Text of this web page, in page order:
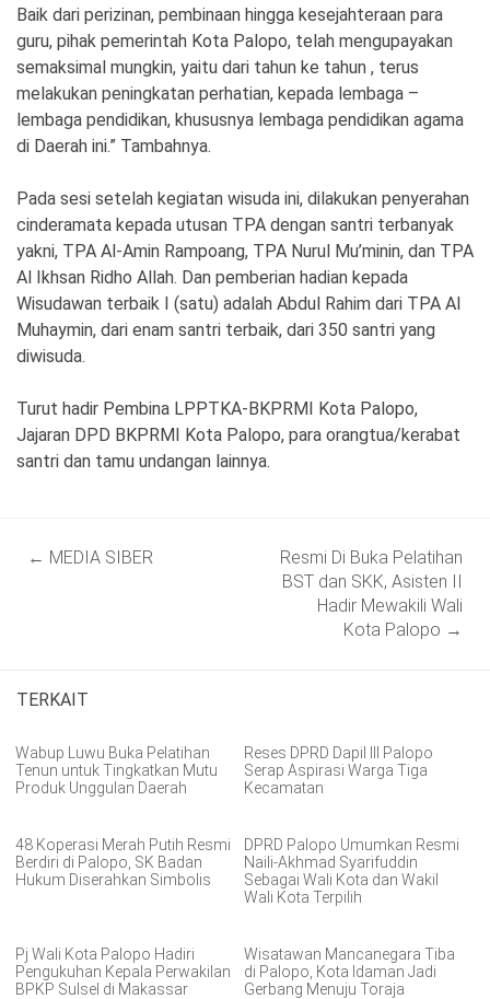
Baik dari perizinan, pembinaan hingga kesejahteraan para
guru, pihak pemerintah Kota Palopo, telah mengupayakan
semaksimal mungkin, yaitu dari tahun ke tahun , terus
melakukan peningkatan perhatian, kepada lembaga –
lembaga pendidikan, khususnya lembaga pendidikan agama
di Daerah ini.” Tambahnya.
Pada sesi setelah kegiatan wisuda ini, dilakukan penyerahan
cinderamata kepada utusan TPA dengan santri terbanyak
yakni, TPA Al-Amin Rampoang, TPA Nurul Mu’minin, dan TPA
Al Ikhsan Ridho Allah. Dan pemberian hadian kepada
Wisudawan terbaik I (satu) adalah Abdul Rahim dari TPA Al
Muhaymin, dari enam santri terbaik, dari 350 santri yang
diwisuda.
Turut hadir Pembina LPPTKA-BKPRMI Kota Palopo,
Jajaran DPD BKPRMI Kota Palopo, para orangtua/kerabat
santri dan tamu undangan lainnya.
navigation
← MEDIA SIBER
Resmi Di Buka Pelatihan
BST dan SKK, Asisten II
Hadir Mewakili Wali
Kota Palopo →
TERKAIT
Wabup Luwu Buka Pelatihan
Tenun untuk Tingkatkan Mutu
Produk Unggulan Daerah
Reses DPRD Dapil III Palopo
Serap Aspirasi Warga Tiga
Kecamatan
48 Koperasi Merah Putih Resmi
Berdiri di Palopo, SK Badan
Hukum Diserahkan Simbolis
DPRD Palopo Umumkan Resmi
Naili-Akhmad Syarifuddin
Sebagai Wali Kota dan Wakil
Wali Kota Terpilih
Pj Wali Kota Palopo Hadiri
Pengukuhan Kepala Perwakilan
BPKP Sulsel di Makassar
Wisatawan Mancanegara Tiba
di Palopo, Kota Idaman Jadi
Gerbang Menuju Toraja